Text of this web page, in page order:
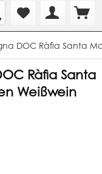
DOC Ràfia Santa
Ràfia Santa
Weißwein